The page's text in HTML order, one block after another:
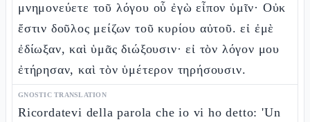
μνημονεύετε τοῦ λόγου οὗ ἐγὼ εἶπον ὑμῖν· Οὐκ
ἔστιν δοῦλος μείζων τοῦ κυρίου αὐτοῦ. εἰ ἐμὲ
ἐδίωξαν, καὶ ὑμᾶς διώξουσιν· εἰ τὸν λόγον μου
ἐτήρησαν, καὶ τὸν ὑμέτερον τηρήσουσιν.
GNOSTIC TRANSLATION
Ricordatevi della parola che io vi ho detto: 'Un